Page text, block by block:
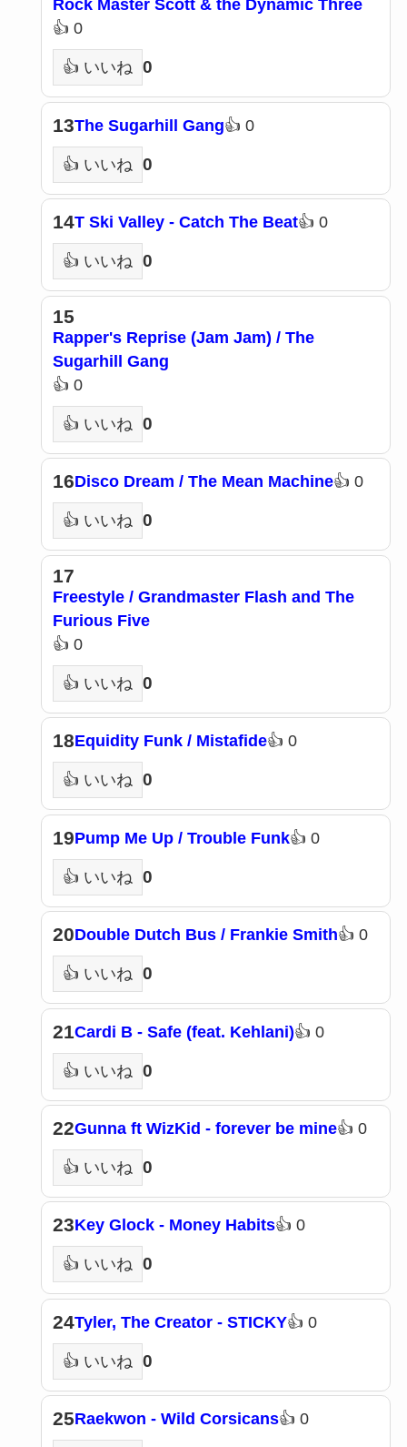
Rock Master Scott & the Dynamic Three
👍 0
👍 いいね 0
13The Sugarhill Gang👍 0
👍 いいね 0
14T Ski Valley - Catch The Beat👍 0
👍 いいね 0
15
Rapper's Reprise (Jam Jam) / The
Sugarhill Gang
👍 0
👍 いいね 0
16Disco Dream / The Mean Machine👍 0
👍 いいね 0
17
Freestyle / Grandmaster Flash and The
Furious Five
👍 0
👍 いいね 0
18Equidity Funk / Mistafide👍 0
👍 いいね 0
19Pump Me Up / Trouble Funk👍 0
👍 いいね 0
20Double Dutch Bus / Frankie Smith👍 0
👍 いいね 0
21Cardi B - Safe (feat. Kehlani)👍 0
👍 いいね 0
22Gunna ft WizKid - forever be mine👍 0
👍 いいね 0
23Key Glock - Money Habits👍 0
👍 いいね 0
24Tyler, The Creator - STICKY👍 0
👍 いいね 0
25Raekwon - Wild Corsicans👍 0